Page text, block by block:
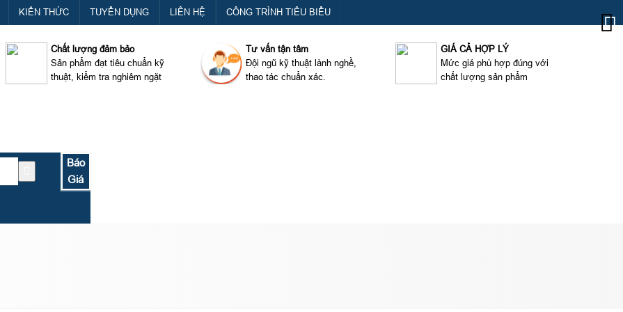
KIẾN THỨC TUYỂN DỤNG LIÊN HỆ CÔNG TRÌNH TIÊU BIỂU
Chất lượng đảm bảo
Sản phẩm đạt tiêu chuẩn kỹ
thuật, kiểm tra nghiêm ngặt
Tư vấn tận tâm
Đội ngũ kỹ thuật lành nghề,
thao tác chuẩn xác.
GIÁ CẢ HỢP LÝ
Mức giá phù hợp đúng với
chất lượng sản phẩm
Báo
Giá